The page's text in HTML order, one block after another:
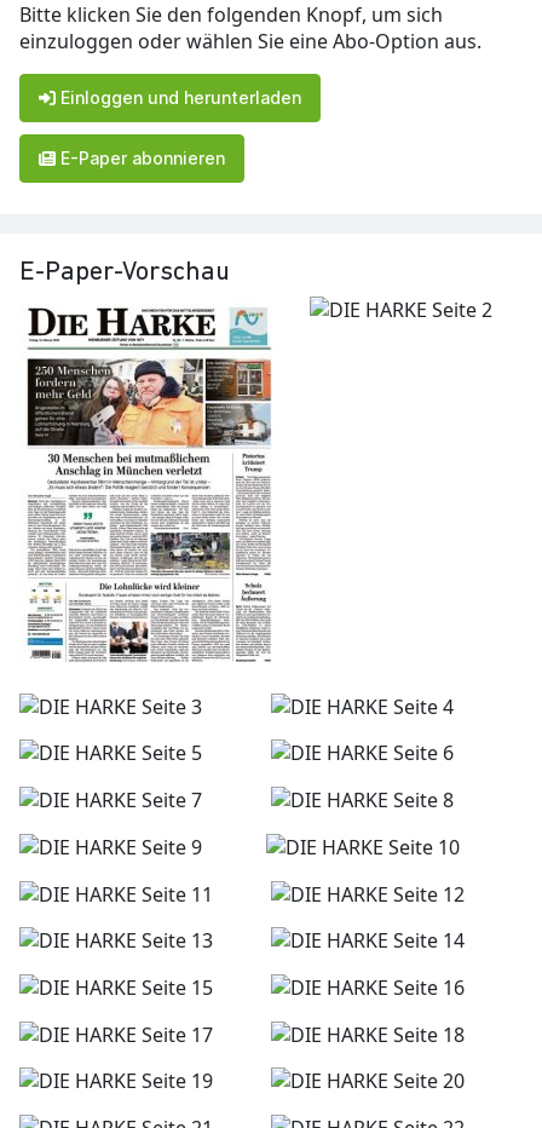
Bitte klicken Sie den folgenden Knopf, um sich
einzuloggen oder wählen Sie eine Abo-Option aus.
Einloggen und herunterladen
E-Paper abonnieren
E-Paper-Vorschau